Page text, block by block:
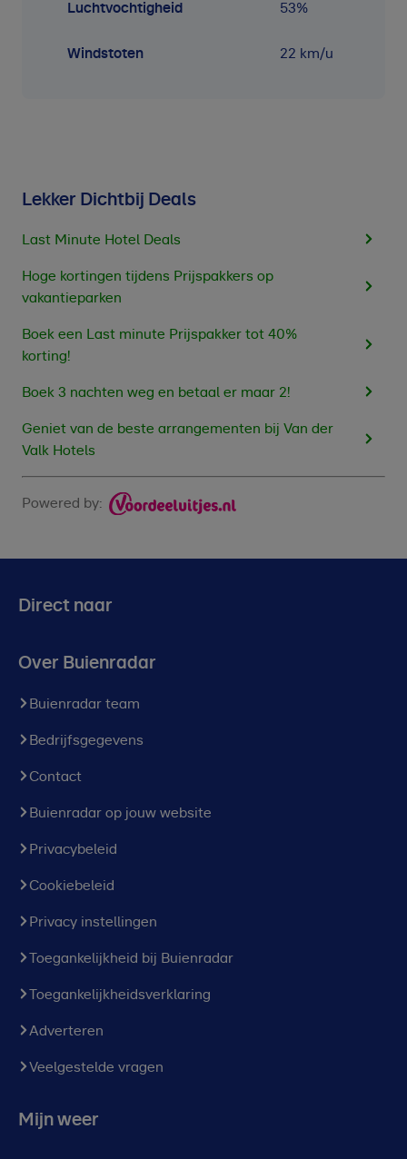
Luchtvochtigheid 53%
Windstoten 22 km/u
Lekker Dichtbij Deals
Last Minute Hotel Deals
Hoge kortingen tijdens Prijspakkers op
vakantieparken
Boek een Last minute Prijspakker tot 40%
korting!
Boek 3 nachten weg en betaal er maar 2!
Geniet van de beste arrangementen bij Van der
Valk Hotels
Powered by:
Direct naar
Over Buienradar
Buienradar team
Bedrijfsgegevens
Contact
Buienradar op jouw website
Privacybeleid
Cookiebeleid
Privacy instellingen
Toegankelijkheid bij Buienradar
Toegankelijkheidsverklaring
Adverteren
Veelgestelde vragen
Mijn weer